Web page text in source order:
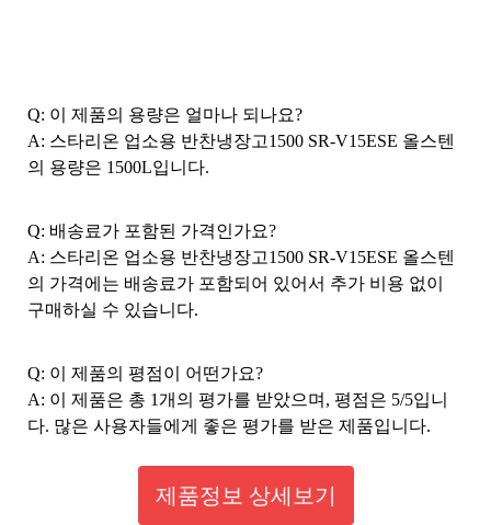
Q: 이 제품의 용량은 얼마나 되나요?
A: 스타리온 업소용 반찬냉장고1500 SR-V15ESE 올스텐
의 용량은 1500L입니다.
Q: 배송료가 포함된 가격인가요?
A: 스타리온 업소용 반찬냉장고1500 SR-V15ESE 올스텐
의 가격에는 배송료가 포함되어 있어서 추가 비용 없이
구매하실 수 있습니다.
Q: 이 제품의 평점이 어떤가요?
A: 이 제품은 총 1개의 평가를 받았으며, 평점은 5/5입니
다. 많은 사용자들에게 좋은 평가를 받은 제품입니다.
제품정보 상세보기